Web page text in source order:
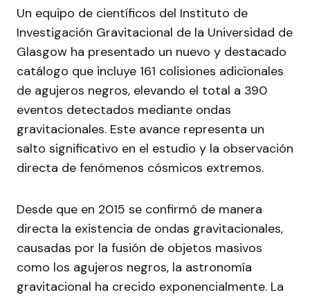
Un equipo de científicos del Instituto de
Investigación Gravitacional de la Universidad de
Glasgow ha presentado un nuevo y destacado
catálogo que incluye 161 colisiones adicionales
de agujeros negros, elevando el total a 390
eventos detectados mediante ondas
gravitacionales. Este avance representa un
salto significativo en el estudio y la observación
directa de fenómenos cósmicos extremos.
Desde que en 2015 se confirmó de manera
directa la existencia de ondas gravitacionales,
causadas por la fusión de objetos masivos
como los agujeros negros, la astronomía
gravitacional ha crecido exponencialmente. La